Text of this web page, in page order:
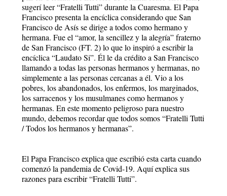
sugerí leer “Fratelli Tutti” durante la Cuaresma. El Papa
Francisco presenta la encíclica considerando que San
Francisco de Asís se dirige a todos como hermano y
hermana. Fue el “amor, la sencillez y la alegría” fraterno
de San Francisco (FT. 2) lo que lo inspiró a escribir la
encíclica “Laudato Si”. Él le da crédito a San Francisco
llamando a todas las personas hermanos y hermanas, no
simplemente a las personas cercanas a él. Vio a los
pobres, los abandonados, los enfermos, los marginados,
los sarracenos y los musulmanes como hermanos y
hermanas. En este momento peligroso para nuestro
mundo, debemos recordar que todos somos “Fratelli Tutti
/ Todos los hermanos y hermanas”.
El Papa Francisco explica que escribió esta carta cuando
comenzó la pandemia de Covid-19. Aquí explica sus
razones para escribir “Fratelli Tutti”.